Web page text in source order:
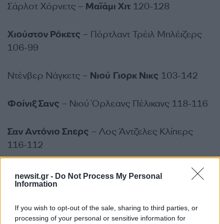
newsit.gr - Do Not Process My Personal
Information
If you wish to opt-out of the sale, sharing to third parties, or
processing of your personal or sensitive information for
Σάρλοτ Χόρνετς – Μαϊάμι Χιτ 120-128
Χιούστον Ρόκετς – Πόρτλαντ Τρέιλ Μπλέιζερς
106-99
Ντένβερ Νάγκετς – Νιού Γιορκ Νικς 103-142
Φοίνιξ Σανς – Νιού Όρλεανς Πέλικανς 118-116
Σαν Αντόνιο Σπερς – Λος Άντζελες Κλίπερς
116-112
Λος Άντζελες Λέικερς– Ιντιάνα Πέισερς 128-
117